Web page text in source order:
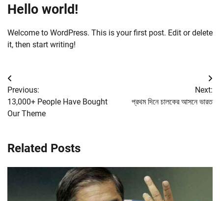
Hello world!
Welcome to WordPress. This is your first post. Edit or delete
it, then start writing!
Post
navigation
Previous:
13,000+ People Have Bought
Our Theme
Next:
প্রথম দিনে চালকের আসনে ভারত
Related Posts